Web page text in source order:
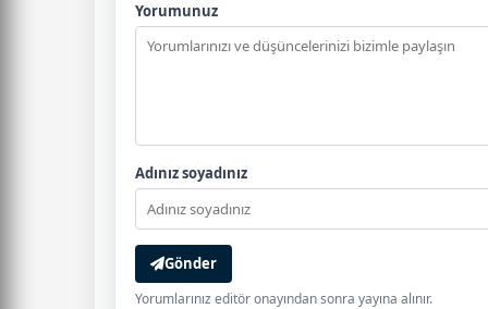
Yorumunuz
Adınız soyadınız
Gönder
Yorumlarınız editör onayından sonra yayına alınır.